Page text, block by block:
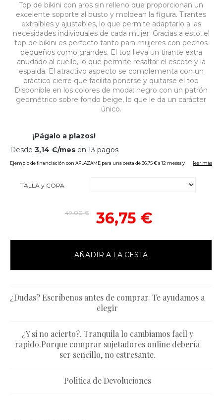
Top de bikini con aros sin relleno que proporcionan un
excelente soporte al busto y moldean la figura. Tirantes
extraíbles y ajustables, lo que permite adaptarlo a las
necesidades individuales de cada mujer. Gracias a esto, el
top de bikini es perfecto tanto para mujeres con pechos
pequeños como grandes. El top lleva un tirante extra
anudado al cuello, lo que permite resaltar el escote y la
espalda. El atractivo aspecto se complementa con un
práctico cierre que facilita ponerse y quitarse el top
Disponible en los colores de moda: negro con un patrón
geométrico sobre fondo beige, lo que le da un carácter
único.
TALLA y COPA
49,00 € 36,75 €
AÑADIR A LA CESTA
¿Dudas? Escríbenos antes de comprar. Te ayudamos a
elegir
¿Y si no acierto?. Tranquila lo cambiamos facil y
rapido.Porque comprar sujetadores online debería
ser sencillo, no estresante.
Politica de Devoluciones